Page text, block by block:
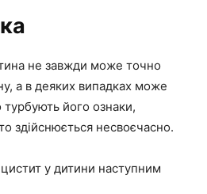
не завжди може точно
а в деяких випадках може
турбують його ознаки,
здійснюється несвоєчасно.
у дитини наступним